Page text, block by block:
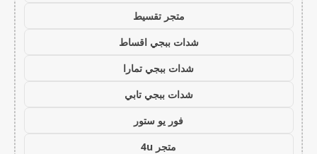
متجر تقسيط
شدات ببجي اقساط
شدات ببجي تمارا
شدات ببجي تابي
فور يو ستور
متجر 4u